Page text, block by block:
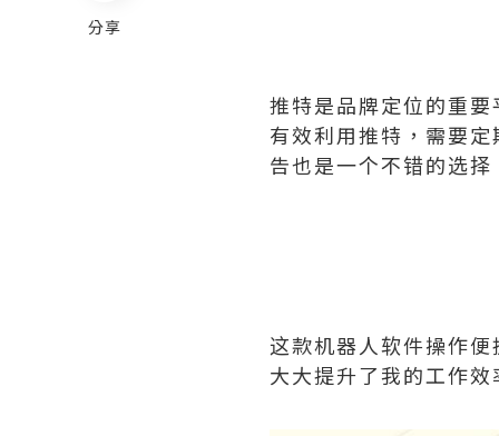
推特是品牌定位的重
有效利用推特，需要
告也是一个不错的选
这款机器人软件操作
大大提升了我的工作
分享